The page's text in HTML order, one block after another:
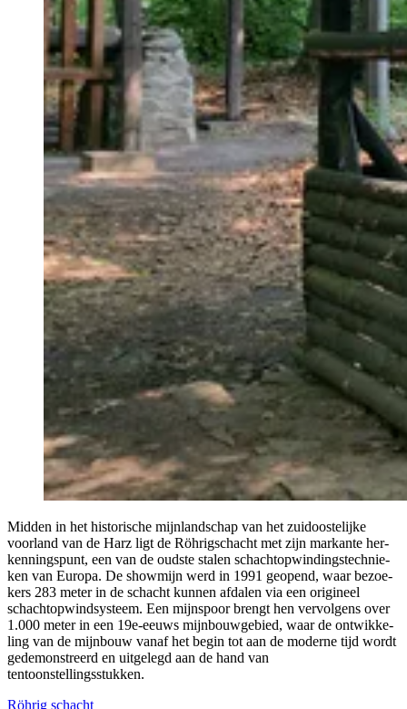
Mid­den in het his­to­ri­sche mijn­land­schap van het zuid­oos­te­lij­ke
voor­land van de Harz ligt de Röhrig­schacht met zijn mar­kan­te her­
ken­nings­punt, een van de oud­ste sta­len schacht­op­win­dings­tech­nie­
ken van Euro­pa. De show­mijn werd in 1991 geo­pend, waar bezoe­
kers 283 meter in de schacht kun­nen afda­len via een ori­gi­neel
schacht­op­wind­sys­teem. Een mijnspoor brengt hen ver­vol­gens over
1.000 meter in een 19e-eeuws mijn­bouw­ge­bied, waar de ont­wik­ke­
ling van de mijn­bouw van­af het begin tot aan de moder­ne tijd wordt
gede­mon­streerd en uit­ge­legd aan de hand van
tentoonstellingsstukken.
Röhrig schacht